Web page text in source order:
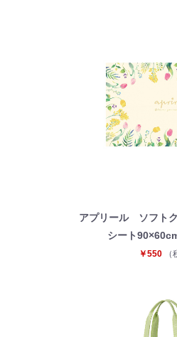
アプリール ソフト
シート
￥550 （